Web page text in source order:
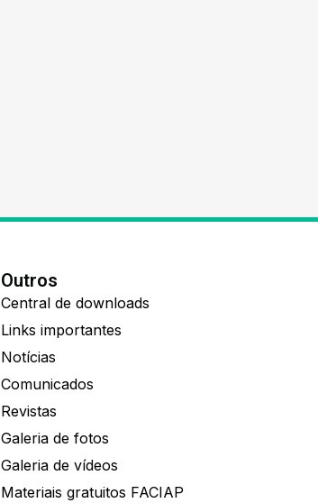
Outros
Central de downloads
Links importantes
Notícias
Comunicados
Revistas
Galeria de fotos
Galeria de vídeos
Materiais gratuitos FACIAP